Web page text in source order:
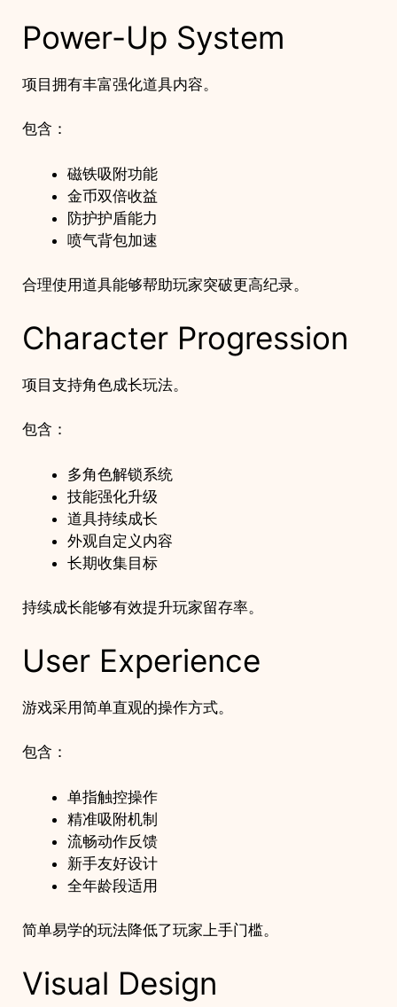
Power-Up System
项目拥有丰富强化道具内容。
包含：
磁铁吸附功能
金币双倍收益
防护护盾能力
喷气背包加速
合理使用道具能够帮助玩家突破更高纪录。
Character Progression
项目支持角色成长玩法。
包含：
多角色解锁系统
技能强化升级
道具持续成长
外观自定义内容
长期收集目标
持续成长能够有效提升玩家留存率。
User Experience
游戏采用简单直观的操作方式。
包含：
单指触控操作
精准吸附机制
流畅动作反馈
新手友好设计
全年龄段适用
简单易学的玩法降低了玩家上手门槛。
Visual Design